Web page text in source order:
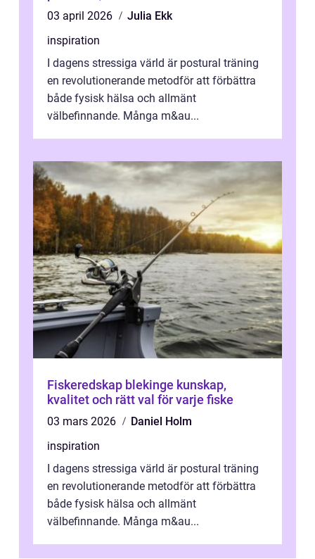
03 april 2026
Julia Ekk
inspiration
I dagens stressiga värld är postural träning
en revolutionerande metodför att förbättra
både fysisk hälsa och allmänt
välbefinnande. Många m&au...
Fiskeredskap blekinge kunskap,
kvalitet och rätt val för varje fiske
03 mars 2026
Daniel Holm
inspiration
I dagens stressiga värld är postural träning
en revolutionerande metodför att förbättra
både fysisk hälsa och allmänt
välbefinnande. Många m&au...